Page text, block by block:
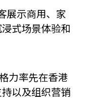
展示商用、家
式场景体验和
力率先在香港
以及组织营销